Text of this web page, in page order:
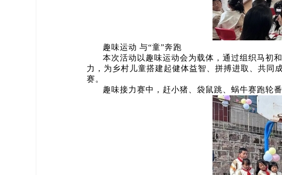
趣味运动 与“童”奔跑
本次活动以趣味运动会为载体，通过组织马初
力，为乡村儿童搭建起健体益智、拼搏进取、共同
赛。
趣味接力赛中，赶小猪、袋鼠跳、蜗牛赛跑轮